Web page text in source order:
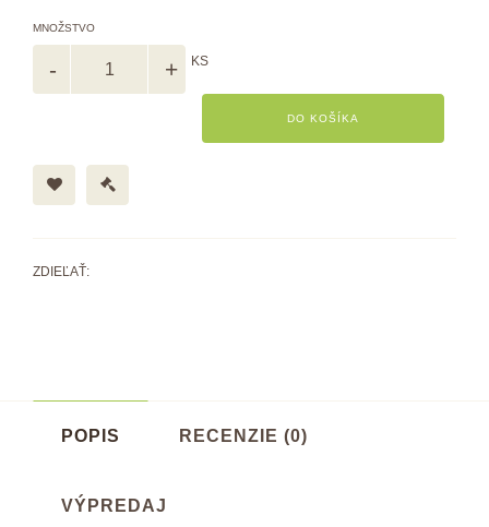
MNOŽSTVO
KS
DO KOŠÍKA
ZDIEĽAŤ:
POPIS RECENZIE (0)
VÝPREDAJ